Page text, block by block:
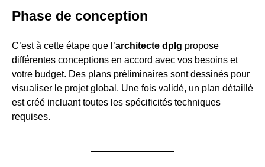
Phase de conception
C’est à cette étape que l’architecte dplg propose
différentes conceptions en accord avec vos besoins et
votre budget. Des plans préliminaires sont dessinés pour
visualiser le projet global. Une fois validé, un plan détaillé
est créé incluant toutes les spécificités techniques
requises.